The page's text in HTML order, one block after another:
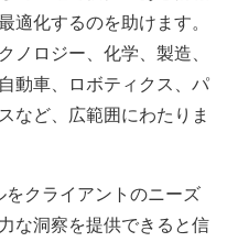
適化するのを助けます。
ノロジー、化学、製造、
動車、ロボティクス、パ
など、広範囲にわたりま
をクライアントのニーズ
な洞察を提供できると信